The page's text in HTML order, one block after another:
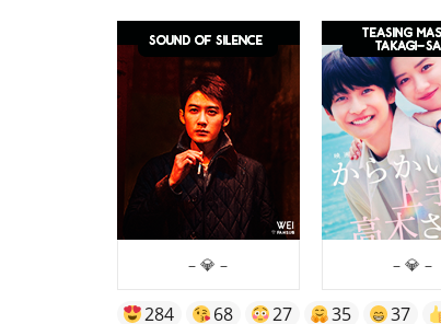
– 💎 – – 💎 –
284 68 27 35 37